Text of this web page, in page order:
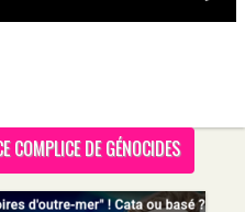
COMPLICE DE GÉNOCIDES